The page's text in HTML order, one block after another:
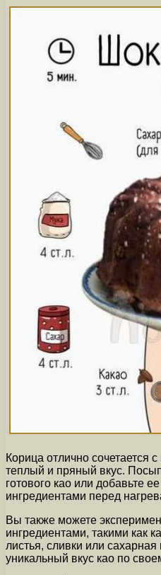
Корица отлично сочетается
теплый и пряный вкус.
готового као или добавьте
ингредиентами перед
Вы также можете
ингредиентами, такими как
листья, сливки или сахарная
уникальный вкус као по